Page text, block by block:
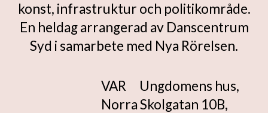
konst, infrastruktur och politikområde.
En heldag arrangerad av Danscentrum
Syd i samarbete med Nya Rörelsen.
VAR
Ungdomens hus,
Norra Skolgatan 10B,